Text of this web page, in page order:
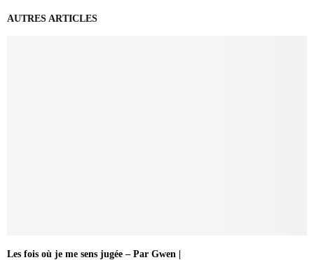
AUTRES ARTICLES
Les fois où je me sens jugée – Par Gwen |